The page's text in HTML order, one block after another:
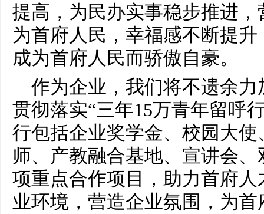
提高，为民办实事稳步推进
为首府人民，幸福感不断提
成为首府人民而骄傲自豪。
作为企业，我们将不遗余
贯彻落实“三年15万青年留呼
行包括企业奖学金、校园大
师、产教融合基地、宣讲会
项重点合作项目，助力首府
业环境，营造企业氛围，为